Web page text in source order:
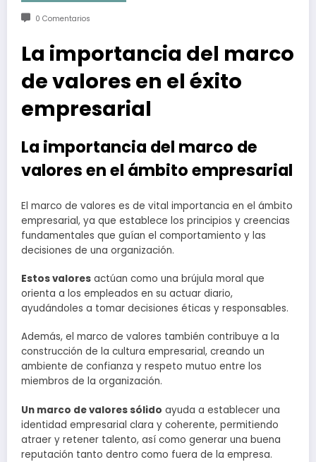
0 Comentarios
La importancia del marco
de valores en el éxito
empresarial
La importancia del marco de
valores en el ámbito empresarial
El marco de valores es de vital importancia en el ámbito
empresarial, ya que establece los principios y creencias
fundamentales que guían el comportamiento y las
decisiones de una organización.
Estos valores actúan como una brújula moral que
orienta a los empleados en su actuar diario,
ayudándoles a tomar decisiones éticas y responsables.
Además, el marco de valores también contribuye a la
construcción de la cultura empresarial, creando un
ambiente de confianza y respeto mutuo entre los
miembros de la organización.
Un marco de valores sólido ayuda a establecer una
identidad empresarial clara y coherente, permitiendo
atraer y retener talento, así como generar una buena
reputación tanto dentro como fuera de la empresa.